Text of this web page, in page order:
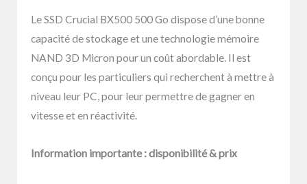
Le SSD Crucial BX500 500 Go dispose d’une bonne
capacité de stockage et une technologie mémoire
NAND 3D Micron pour un coût abordable. Il est
conçu pour les particuliers qui recherchent à mettre à
niveau leur PC, pour leur permettre de gagner en
vitesse et en réactivité.
Information importante : disponibilité & prix